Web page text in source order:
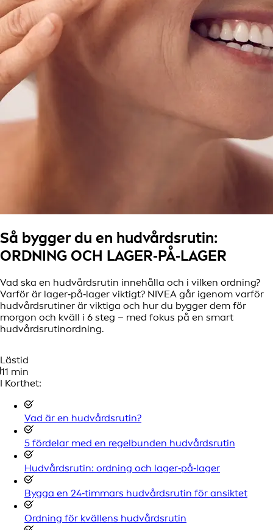
Så bygger du en hudvårdsrutin:
ORDNING OCH LAGER‑PÅ‑LAGER
Vad ska en hudvårdsrutin innehålla och i vilken ordning?
Varför är lager‑på‑lager viktigt? NIVEA går igenom varför
hudvårdsrutiner är viktiga och hur du bygger dem för
morgon och kväll i 6 steg – med fokus på en smart
hudvårdsrutinordning.
Lästid
11 min
I Korthet:
Vad är en hudvårdsrutin?
5 fördelar med en regelbunden hudvårdsrutin
Hudvårdsrutin: ordning och lager‑på‑lager
Bygga en 24‑timmars hudvårdsrutin för ansiktet
Ordning för kvällens hudvårdsrutin